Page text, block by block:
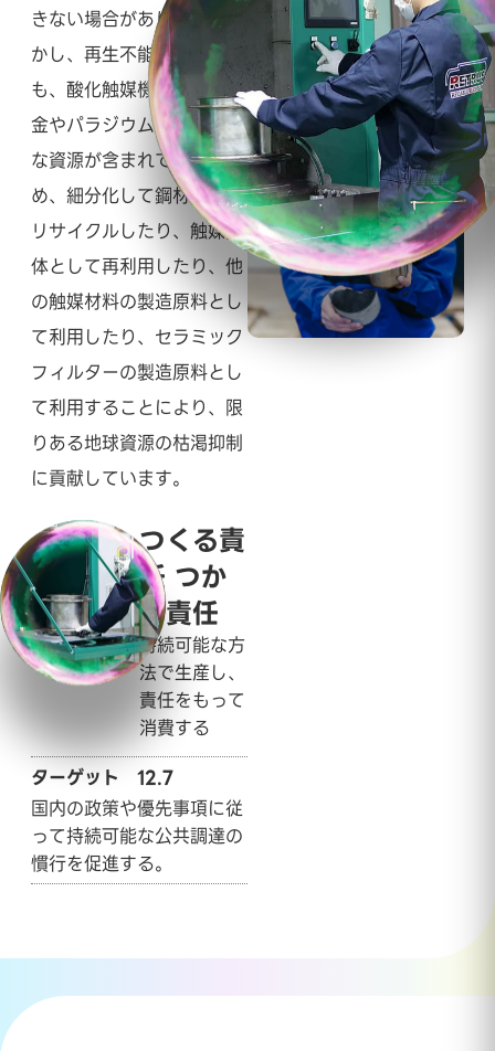
きない場合があります。し
かし、再生不能なDPFに
も、酸化触媒機能を担う白
金やパラジウムなどの貴重
な資源が含まれているた
め、細分化して鋼材として
リサイクルしたり、触媒担
体として再利用したり、他
の触媒材料の製造原料とし
て利用したり、セラミック
フィルターの製造原料とし
て利用することにより、限
りある地球資源の枯渇抑制
に貢献しています。
つくる責
任 つか
う責任
持続可能な方
法で生産し、
責任をもって
消費する
ターゲット 12.7
国内の政策や優先事項に従
って持続可能な公共調達の
慣行を促進する。